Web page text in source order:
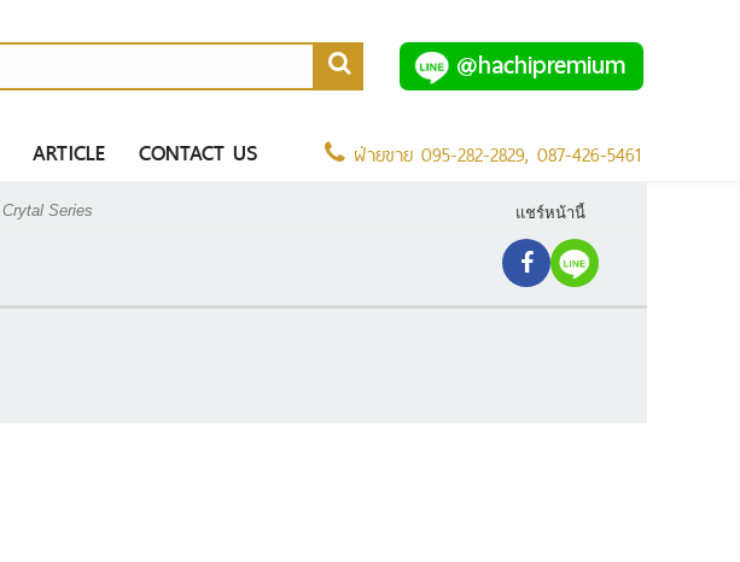
@hachipremium
ARTICLE CONTACT US ฝ่ายขาย095-282-2829,087-426-5461
Crytal Series แชร์หน้านี้